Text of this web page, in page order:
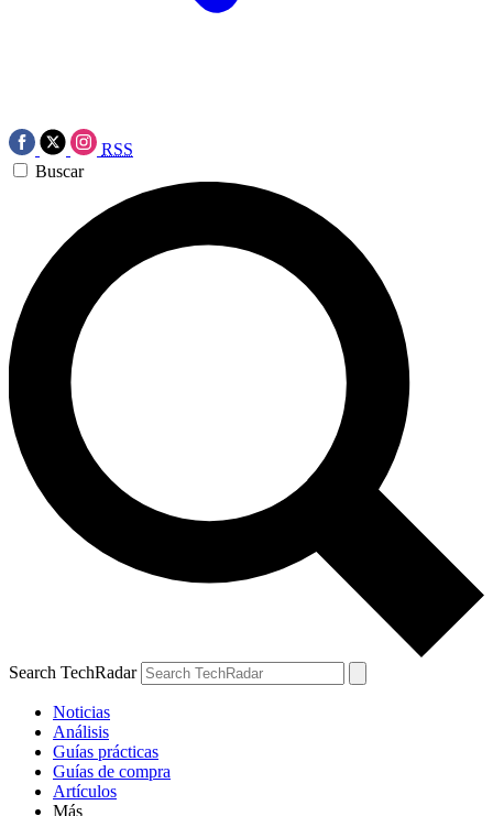
RSS
Buscar
Search TechRadar
Noticias
Análisis
Guías prácticas
Guías de compra
Artículos
Más